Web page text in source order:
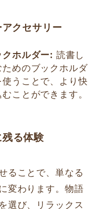
クセサリー
ホルダー: 読書し
めのブックホルダ
うことで、より快
ことができます。
る体験
ることで、単なる
変わります。物語
選び、リラックス